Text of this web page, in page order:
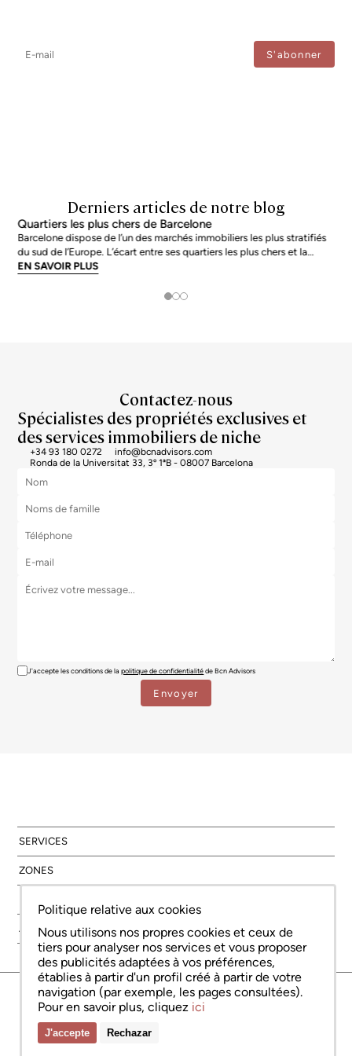
Derniers articles de notre blog
Quartiers les plus chers de Barcelone
Barcelone dispose de l’un des marchés immobiliers les plus stratifiés
du sud de l’Europe. L’écart entre ses quartiers les plus chers et la
moyenne de la ville n’est pas marginal : en juin 2026, les adresses les
EN SAVOIR PLUS
Contactez-nous
Spécialistes des propriétés exclusives et
des services immobiliers de niche
+34 93 180 0272
info@bcnadvisors.com
Ronda de la Universitat 33, 3º 1ªB - 08007 Barcelona
J'accepte les conditions de lapolitique de confidentialitéde Bcn Advisors
SERVICES
ZONES
À PROPOS DE NOUS
© Copyright Bcn Advisors 2026
aiCat 2736 Avis juridique Politique relative aux cookies
Politique relative aux cookies
Nous utilisons nos propres cookies et ceux de
tiers pour analyser nos services et vous proposer
des publicités adaptées à vos préférences,
établies à partir d'un profil créé à partir de votre
navigation (par exemple, les pages consultées).
Pour en savoir plus, cliquez ici
J'accepte Rechazar